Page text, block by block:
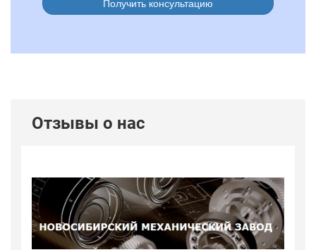
Получить консультацию
Отзывы о нас